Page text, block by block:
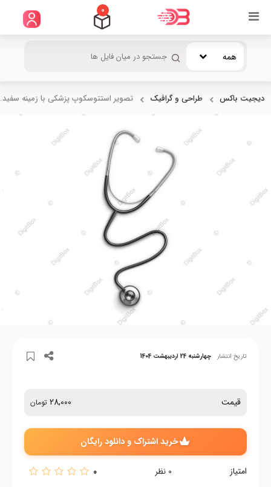
0
همه
دیجیت باکس طراحی و گرافیک تصویر استتوسکوپ پزشکی با زمینه
تاریخ انتشار چهارشنبه 24 اردیبهشت 1404
قیمت 28,000 تومان
خرید اشتراک و دانلود رایگان
امتیاز 0 نظر 0